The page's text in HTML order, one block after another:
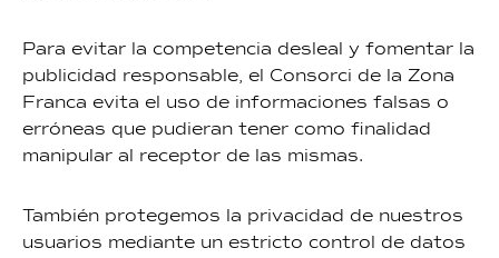
Para evitar la competencia desleal y fomentar la
publicidad responsable, el Consorci de la Zona
Franca evita el uso de informaciones falsas o
erróneas que pudieran tener como finalidad
manipular al receptor de las mismas.
También protegemos la privacidad de nuestros
usuarios mediante un estricto control de datos